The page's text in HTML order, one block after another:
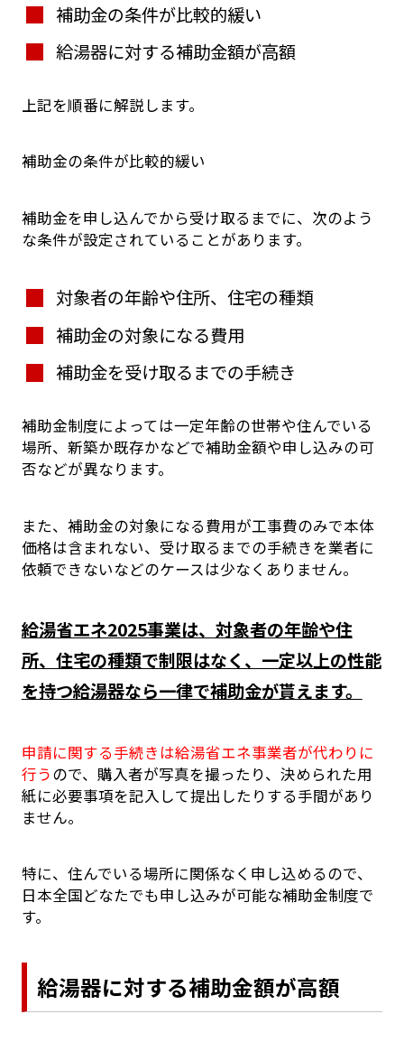
補助金の条件が比較的緩い
給湯器に対する補助金額が高額
上記を順番に解説します。
補助金の条件が比較的緩い
補助金を申し込んでから受け取るまでに、次のよう
な条件が設定されていることがあります。
対象者の年齢や住所、住宅の種類
補助金の対象になる費用
補助金を受け取るまでの手続き
補助金制度によっては一定年齢の世帯や住んでいる
場所、新築か既存かなどで補助金額や申し込みの可
否などが異なります。
また、補助金の対象になる費用が工事費のみで本体
価格は含まれない、受け取るまでの手続きを業者に
依頼できないなどのケースは少なくありません。
給湯省エネ2025事業は、対象者の年齢や住
所、住宅の種類で制限はなく、一定以上の性能
を持つ給湯器なら一律で補助金が貰えます。
申請に関する手続きは給湯省エネ事業者が代わりに
行うので、購入者が写真を撮ったり、決められた用
紙に必要事項を記入して提出したりする手間があり
ません。
特に、住んでいる場所に関係なく申し込めるので、
日本全国どなたでも申し込みが可能な補助金制度で
す。
給湯器に対する補助金額が高額